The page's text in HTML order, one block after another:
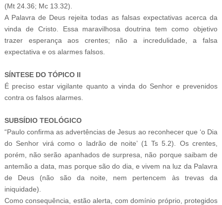
(Mt 24.36; Mc 13.32).
A Palavra de Deus rejeita todas as falsas expectativas acerca da
vinda de Cristo. Essa maravilhosa doutrina tem como objetivo
trazer esperança aos crentes; não a incredulidade, a falsa
expectativa e os alarmes falsos.
SÍNTESE DO TÓPICO II
É preciso estar vigilante quanto a vinda do Senhor e prevenidos
contra os falsos alarmes.
SUBSÍDIO TEOLÓGICO
“Paulo confirma as advertências de Jesus ao reconhecer que ‘o Dia
do Senhor virá como o ladrão de noite’ (1 Ts 5.2). Os crentes,
porém, não serão apanhados de surpresa, não porque saibam de
antemão a data, mas porque são do dia, e vivem na luz da Palavra
de Deus (não são da noite, nem pertencem às trevas da
iniquidade).
Como consequência, estão alerta, com domínio próprio, protegidos